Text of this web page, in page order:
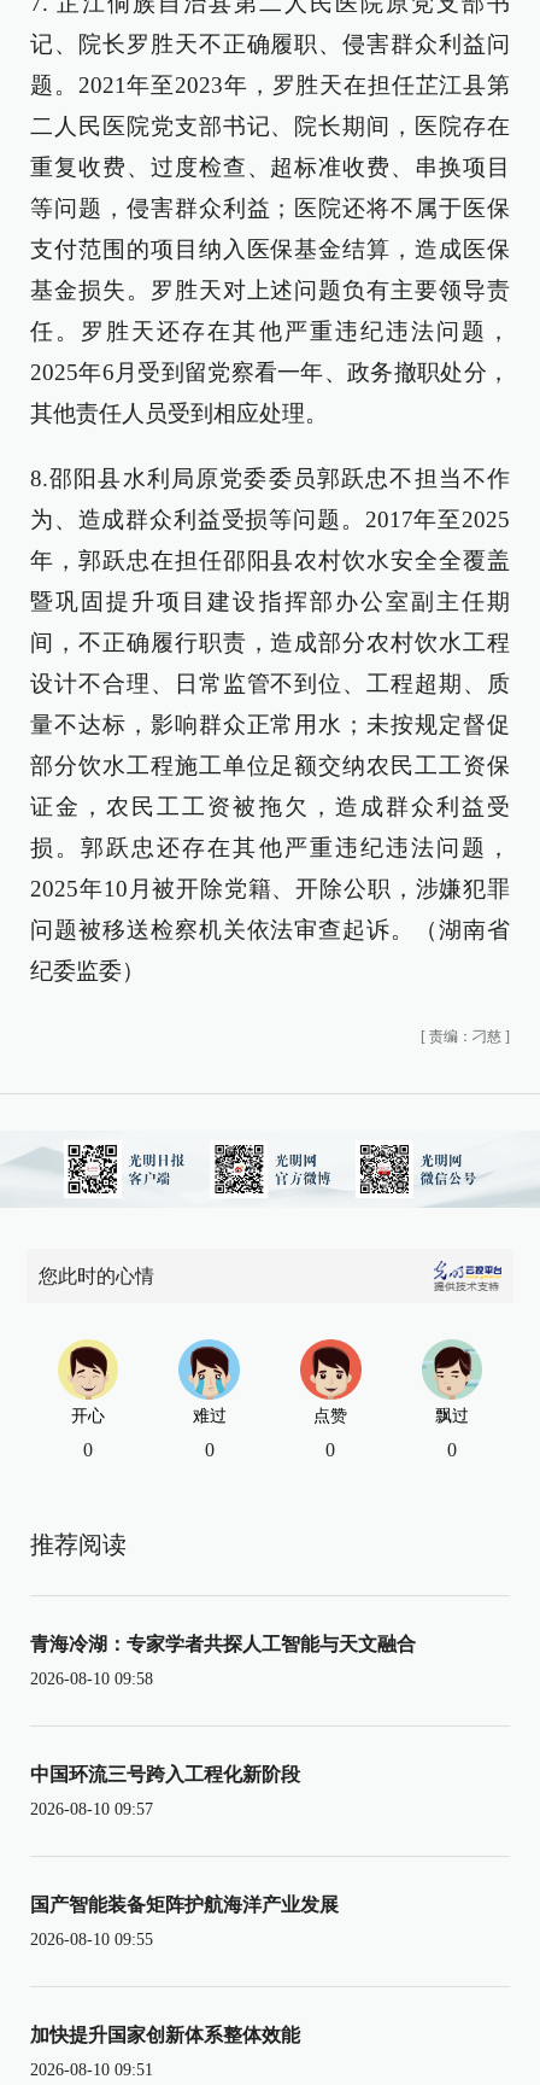
记、院长罗胜天不正确履职、侵害群众利益问
题。2021年至2023年，罗胜天在担任芷江县第
二人民医院党支部书记、院长期间，医院存在
重复收费、过度检查、超标准收费、串换项目
等问题，侵害群众利益；医院还将不属于医保
支付范围的项目纳入医保基金结算，造成医保
基金损失。罗胜天对上述问题负有主要领导责
任。罗胜天还存在其他严重违纪违法问题，
2025年6月受到留党察看一年、政务撤职处分，
其他责任人员受到相应处理。
8.邵阳县水利局原党委委员郭跃忠不担当不作
为、造成群众利益受损等问题。2017年至2025
年，郭跃忠在担任邵阳县农村饮水安全全覆盖
暨巩固提升项目建设指挥部办公室副主任期
间，不正确履行职责，造成部分农村饮水工程
设计不合理、日常监管不到位、工程超期、质
量不达标，影响群众正常用水；未按规定督促
部分饮水工程施工单位足额交纳农民工工资保
证金，农民工工资被拖欠，造成群众利益受
损。郭跃忠还存在其他严重违纪违法问题，
2025年10月被开除党籍、开除公职，涉嫌犯罪
问题被移送检察机关依法审查起诉。（湖南省
纪委监委）
[ 责编：刁慈 ]
您此时的心情
开心
0
难过
0
点赞
0
飘过
0
推荐阅读
青海冷湖：专家学者共探人工智能与天文融合
2026-08-10 09:58
中国环流三号跨入工程化新阶段
2026-08-10 09:57
国产智能装备矩阵护航海洋产业发展
2026-08-10 09:55
加快提升国家创新体系整体效能
2026-08-10 09:51